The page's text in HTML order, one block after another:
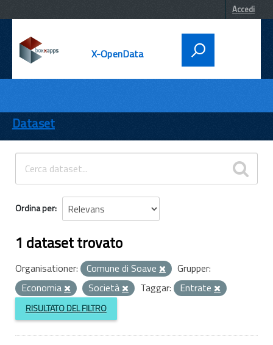
Accedi
X-OpenData
ENTI
TEMI
INFORMAZIONI
Dataset
Ordina per
1 dataset trovato
Organisationer: Comune di Soave
Grupper:
Economia
Società Taggar: Entrate
RISULTATO DEL FILTRO